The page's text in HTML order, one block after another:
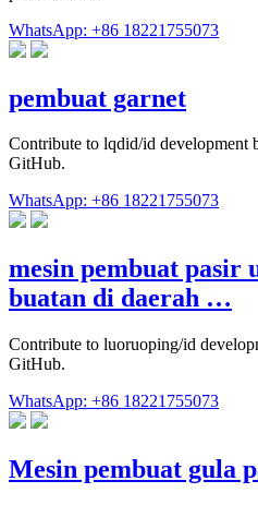
WhatsApp: +86 18221755073
pembuat garnet
Contribute to lqdid/id development
GitHub.
WhatsApp: +86 18221755073
mesin pembuat pasir
buatan di daerah …
Contribute to luoruoping/id
GitHub.
WhatsApp: +86 18221755073
Mesin pembuat gula